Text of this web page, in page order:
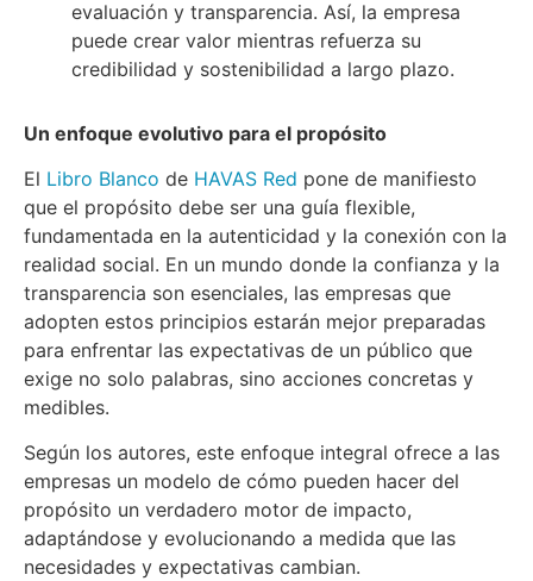
evaluación y transparencia. Así, la empresa
puede crear valor mientras refuerza su
credibilidad y sostenibilidad a largo plazo.
Un enfoque evolutivo para el propósito
El Libro Blanco de HAVAS Red pone de manifiesto
que el propósito debe ser una guía flexible,
fundamentada en la autenticidad y la conexión con la
realidad social. En un mundo donde la confianza y la
transparencia son esenciales, las empresas que
adopten estos principios estarán mejor preparadas
para enfrentar las expectativas de un público que
exige no solo palabras, sino acciones concretas y
medibles.
Según los autores, este enfoque integral ofrece a las
empresas un modelo de cómo pueden hacer del
propósito un verdadero motor de impacto,
adaptándose y evolucionando a medida que las
necesidades y expectativas cambian.